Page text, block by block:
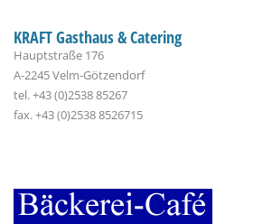
KRAFT Gasthaus & Catering
Hauptstraße 176
A-2245 Velm-Götzendorf
tel. +43 (0)2538 85267
fax. +43 (0)2538 8526715